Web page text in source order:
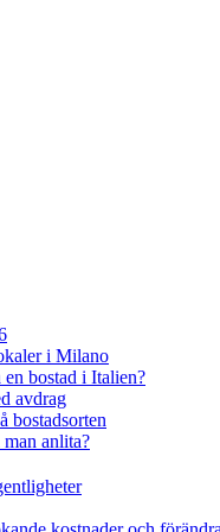
i Milano
bostad i Italien?
avdrag
bostadsorten
anlita?